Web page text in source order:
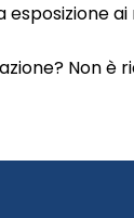
ai
Non è